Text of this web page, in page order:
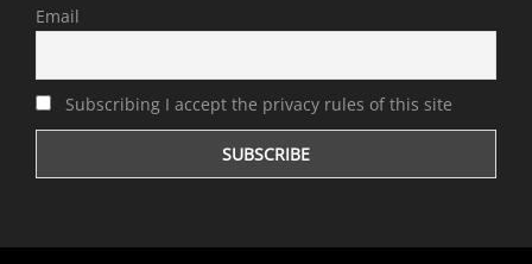
Email
Subscribing I accept the privacy rules of this site